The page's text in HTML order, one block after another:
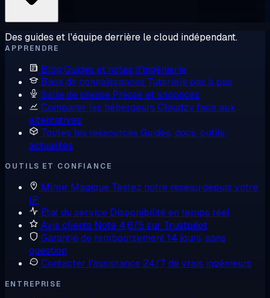
Des guides et l'équipe derrière le cloud indépendant.
APPRENDRE
Blog Guides et notes d'ingénierie
Base de connaissances Tutoriels pas à pas
Salle de presse Presse et annonces
Comparer les hébergeurs Cloudzy face aux
alternatives
Toutes les ressources Guides, docs, outils,
actualités
OUTILS ET CONFIANCE
Miroir Magique Testez notre réseau depuis votre
IP
État du service Disponibilité en temps réel
Avis clients Noté 4,6/5 sur Trustpilot
Garantie de remboursement14 jours, sans
question
Contacter l'assistance 24/7, de vrais ingénieurs
ENTREPRISE